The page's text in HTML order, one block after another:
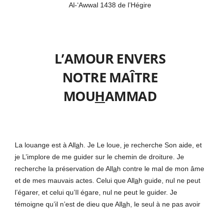
Al-‘Awwal 1438 de l’Hégire
L’AMOUR ENVERS
NOTRE MAÎTRE
MOUHAMMAD
La louange est à Allah. Je Le loue, je recherche Son aide, et
je L’implore de me guider sur le chemin de droiture. Je
recherche la préservation de Allah contre le mal de mon âme
et de mes mauvais actes. Celui que Allah guide, nul ne peut
l’égarer, et celui qu’Il égare, nul ne peut le guider. Je
témoigne qu’il n’est de dieu que Allah, le seul à ne pas avoir